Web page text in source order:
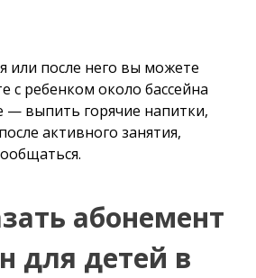
или после него вы можете
с ребенком около бассейна
— выпить горячие напитки,
активного занятия,
абонемент
для детей в